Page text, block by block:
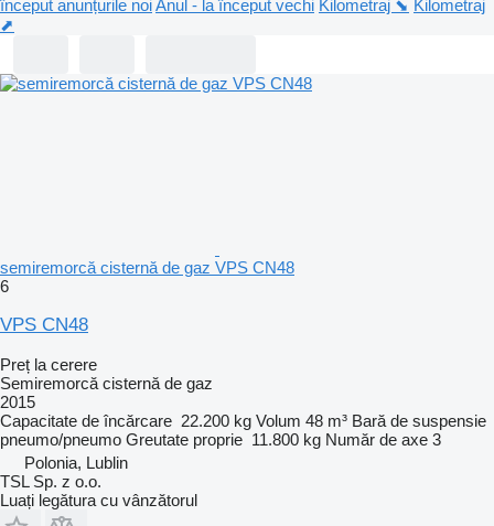
început anunțurile noiAnul - la început vechi Kilometraj ⬊ Kilometraj
⬈
semiremorcă cisternă de gaz VPS CN48
6
VPS CN48
Preț la cerere
Semiremorcă cisternă de gaz
2015
Capacitate de încărcare 22.200 kg Volum 48 m³ Bară de suspensie
pneumo/pneumo Greutate proprie 11.800 kg Număr de axe 3
Polonia, Lublin
TSL Sp. z o.o.
Luați legătura cu vânzătorul